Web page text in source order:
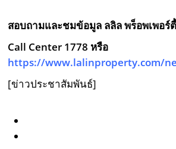
สอบถามและชมข้อมูล ลลิล พร็อพเพอร์
Call Center 1778 หรือ
https://www.lalinproperty.com/
[ข่าวประชาสัมพันธ์]